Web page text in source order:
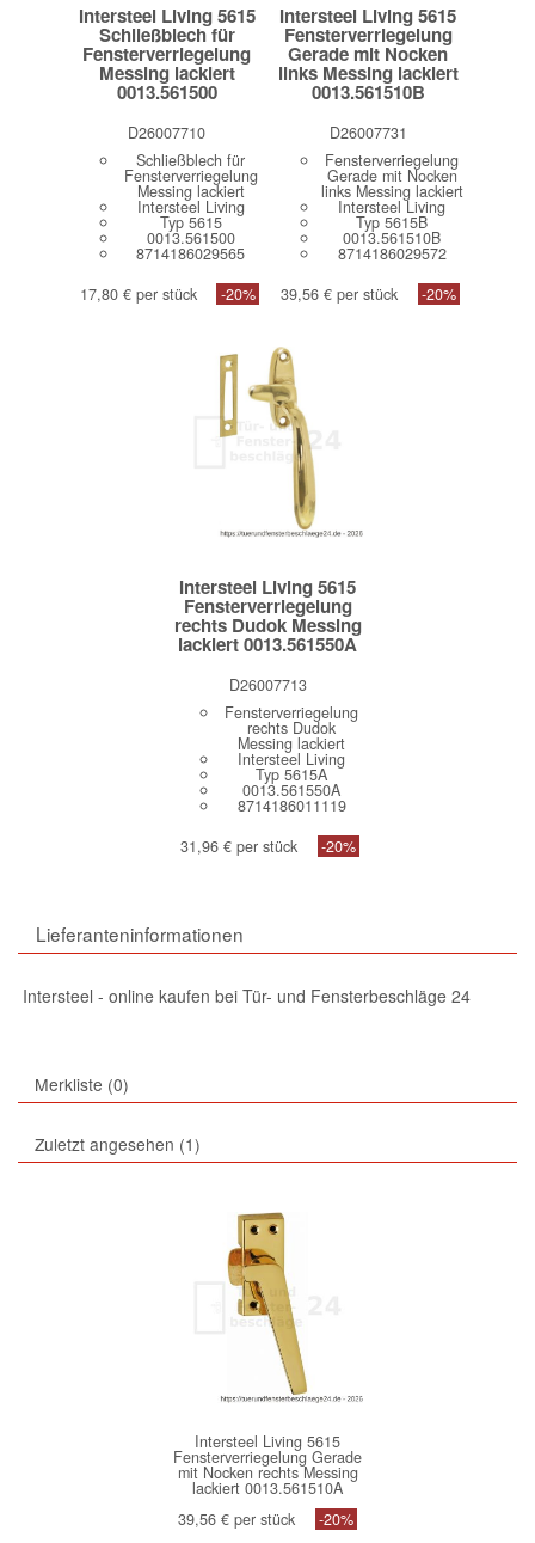
Intersteel Living 5615
Schließblech für
Fensterverriegelung
Messing lackiert
0013.561500
D26007710
Schließblech für
Fensterverriegelung
Messing lackiert
Intersteel Living
Typ 5615
0013.561500
8714186029565
17,80 € per stück
-20%
Intersteel Living 5615
Fensterverriegelung
Gerade mit Nocken
links Messing lackiert
0013.561510B
D26007731
Fensterverriegelung
Gerade mit Nocken
links Messing lackiert
Intersteel Living
Typ 5615B
0013.561510B
8714186029572
39,56 € per stück
-20%
Intersteel Living 5615
Fensterverriegelung
rechts Dudok Messing
lackiert 0013.561550A
D26007713
Fensterverriegelung
rechts Dudok
Messing lackiert
Intersteel Living
Typ 5615A
0013.561550A
8714186011119
31,96 € per stück
-20%
Lieferanteninformationen
Intersteel - online kaufen bei Tür- und Fensterbeschläge 24
Merkliste 0
Zuletzt angesehen 1
Intersteel Living 5615
Fensterverriegelung Gerade
mit Nocken rechts Messing
lackiert 0013.561510A
39,56 € per stück
-20%